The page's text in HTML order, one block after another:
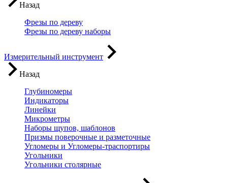
Назад
Фрезы по дереву
Фрезы по дереву наборы
Измерительный инструмент
Назад
Глубиномеры
Индикаторы
Линейки
Микрометры
Наборы щупов, шаблонов
Призмы поверочные и разметочные
Угломеры и Угломеры-траспортиры
Угольники
Угольники столярные